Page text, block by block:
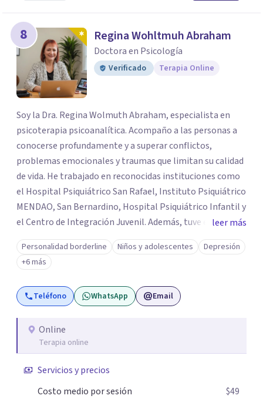
8 Regina Wohltmuh Abraham
Doctora en Psicología
Verificado Terapia Online
Soy la Dra. Regina Wolmuth Abraham, especialista en
psicoterapia psicoanalítica. Acompaño a las personas a
conocerse profundamente y a superar conflictos,
problemas emocionales y traumas que limitan su calidad
de vida. He trabajado en reconocidas instituciones como
el Hospital Psiquiátrico San Rafael, Instituto Psiquiátrico
MENDAO, San Bernardino, Hospital Psiquiátrico Infantil y
el Centro de Integración Juvenil. Además, tuve el
privilegio de colaborar en comunidades como Olivar del
Conde y Xochimilco, lo que me permitió conocer diversas
realidades y necesidades.
leer más
Personalidad borderline Niños y adolescentes
Depresión
+6 más
Teléfono WhatsApp Email
Online
Terapia online
Servicios y precios
Costo medio por sesión
$49